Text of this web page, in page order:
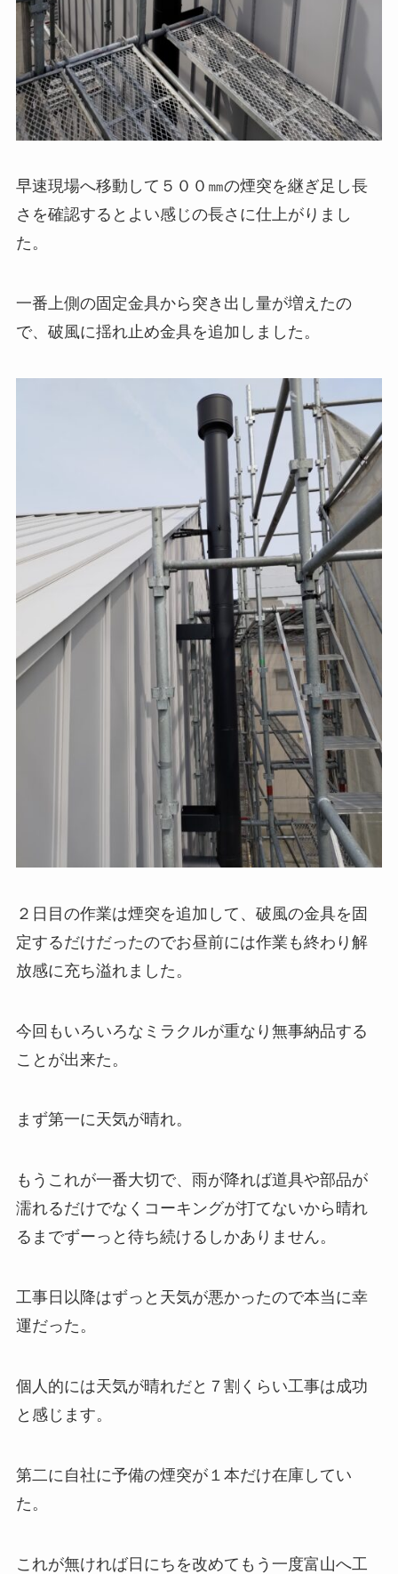
早速現場へ移動して５００㎜の煙突を継ぎ足し長
さを確認するとよい感じの長さに仕上がりまし
た。
一番上側の固定金具から突き出し量が増えたの
で、破風に揺れ止め金具を追加しました。
２日目の作業は煙突を追加して、破風の金具を固
定するだけだったのでお昼前には作業も終わり解
放感に充ち溢れました。
今回もいろいろなミラクルが重なり無事納品する
ことが出来た。
まず第一に天気が晴れ。
もうこれが一番大切で、雨が降れば道具や部品が
濡れるだけでなくコーキングが打てないから晴れ
るまでずーっと待ち続けるしかありません。
工事日以降はずっと天気が悪かったので本当に幸
運だった。
個人的には天気が晴れだと７割くらい工事は成功
と感じます。
第二に自社に予備の煙突が１本だけ在庫してい
た。
これが無ければ日にちを改めてもう一度富山へ工